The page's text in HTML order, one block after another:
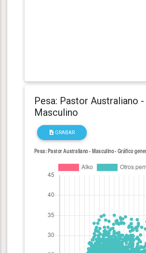
Pesa: Pastor Australiano -
Masculino
GRABAR